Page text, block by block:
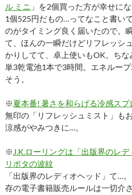
ル ミニ 」を2個買った方が幸せに
1個525円だもの…ってなこと書い
のがタイミング良く届いたので。
て、ほんの一瞬だけどリフレッシ
かりしてて、卓上使いもOK。ちな
単3乾電池1本で3時間。エネルー
そう。
※夏本番! 暑さを和らげる冷感ス
無印の「リフレッシュミスト」も
涼感がやみつきに…。
※ J.K.ローリングは「出版界のレ
リポタの波紋
「出版界のレディオヘッド」て…
存の電子書籍販売ルールは一切介